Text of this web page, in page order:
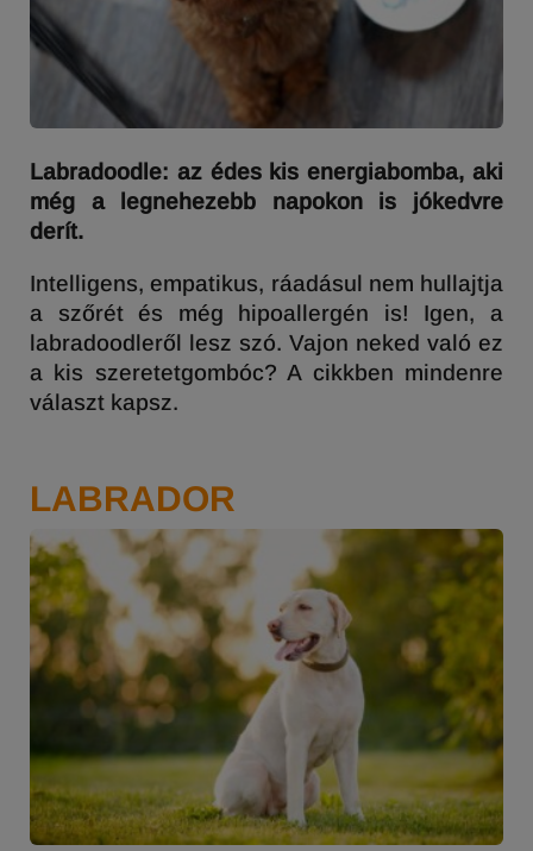
Labradoodle: az édes kis energiabomba, aki
még a legnehezebb napokon is jókedvre
derít.
Intelligens, empatikus, ráadásul nem hullajtja
a szőrét és még hipoallergén is! Igen, a
labradoodleről lesz szó. Vajon neked való ez
a kis szeretetgombóc? A cikkben mindenre
választ kapsz.
LABRADOR